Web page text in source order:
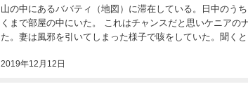
2019年12月12日
山の中にあるババティ（地図）に滞在している。日中のう
くまで部屋の中にいた。 これはチャンスだと思いケニアのナイロビで合流する予定の妻と電話し
た。妻は風邪を引いてしまった様子で咳をしていた。聞く
い。そうなって...